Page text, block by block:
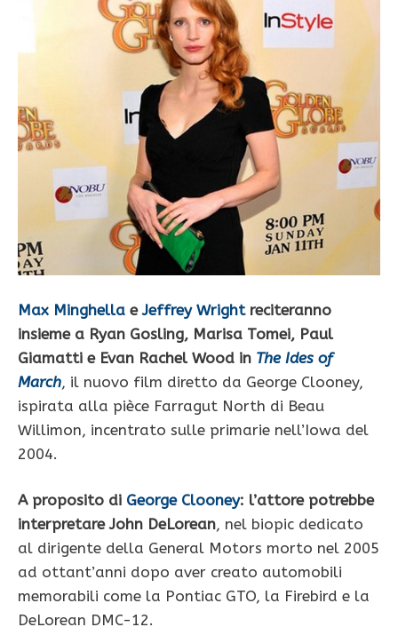
Max Minghella eJeffrey Wrightreciteranno
insieme a Ryan Gosling, Marisa Tomei, Paul
Giamatti e Evan Rachel Wood in The Ides of
March, il nuovo film diretto da George Clooney,
ispirata alla pièce Farragut North di Beau
Willimon, incentrato sulle primarie nell’Iowa del
2004.
A proposito di George Clooney: l’attore potrebbe
interpretare John DeLorean, nel biopic dedicato
al dirigente della General Motors morto nel 2005
ad ottant’anni dopo aver creato automobili
memorabili come la Pontiac GTO, la Firebird e la
DeLorean DMC-12.